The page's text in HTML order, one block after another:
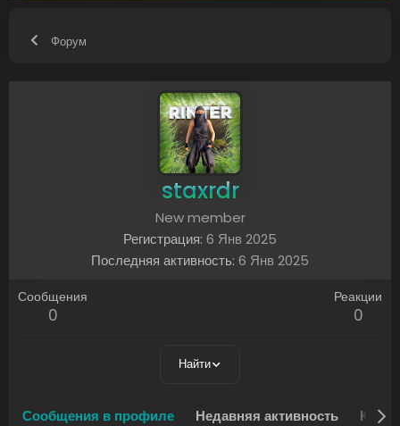
Форум
staxrdr
New member
Регистрация 6 Янв 2025
Последняя активность 6 Янв 2025
Сообщения
0
Реакции
0
Найти
Сообщения в профиле Недавняя активность